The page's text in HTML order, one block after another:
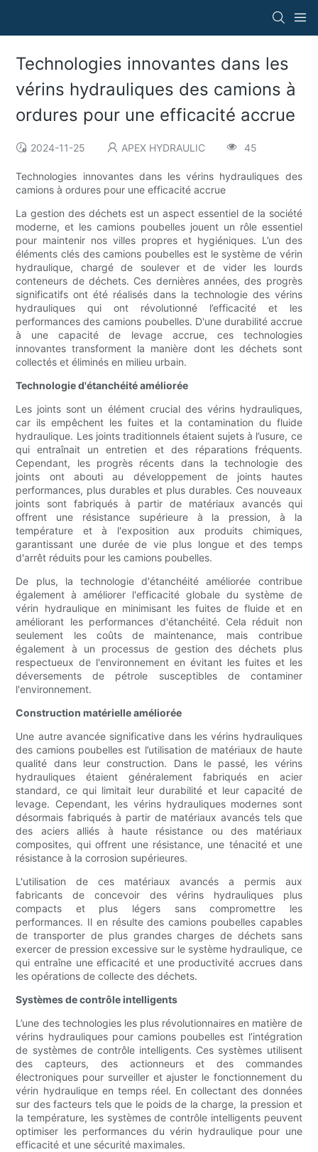
Technologies innovantes dans les
vérins hydrauliques des camions à
ordures pour une efficacité accrue
2024-11-25 APEX HYDRAULIC 45
Technologies innovantes dans les vérins hydrauliques des
camions à ordures pour une efficacité accrue
La gestion des déchets est un aspect essentiel de la société
moderne, et les camions poubelles jouent un rôle essentiel
pour maintenir nos villes propres et hygiéniques. L’un des
éléments clés des camions poubelles est le système de vérin
hydraulique, chargé de soulever et de vider les lourds
conteneurs de déchets. Ces dernières années, des progrès
significatifs ont été réalisés dans la technologie des vérins
hydrauliques qui ont révolutionné l’efficacité et les
performances des camions poubelles. D'une durabilité accrue
à une capacité de levage accrue, ces technologies
innovantes transforment la manière dont les déchets sont
collectés et éliminés en milieu urbain.
Technologie d'étanchéité améliorée
Les joints sont un élément crucial des vérins hydrauliques,
car ils empêchent les fuites et la contamination du fluide
hydraulique. Les joints traditionnels étaient sujets à l’usure, ce
qui entraînait un entretien et des réparations fréquents.
Cependant, les progrès récents dans la technologie des
joints ont abouti au développement de joints hautes
performances, plus durables et plus durables. Ces nouveaux
joints sont fabriqués à partir de matériaux avancés qui
offrent une résistance supérieure à la pression, à la
température et à l'exposition aux produits chimiques,
garantissant une durée de vie plus longue et des temps
d'arrêt réduits pour les camions poubelles.
De plus, la technologie d'étanchéité améliorée contribue
également à améliorer l'efficacité globale du système de
vérin hydraulique en minimisant les fuites de fluide et en
améliorant les performances d'étanchéité. Cela réduit non
seulement les coûts de maintenance, mais contribue
également à un processus de gestion des déchets plus
respectueux de l'environnement en évitant les fuites et les
déversements de pétrole susceptibles de contaminer
l'environnement.
Construction matérielle améliorée
Une autre avancée significative dans les vérins hydrauliques
des camions poubelles est l’utilisation de matériaux de haute
qualité dans leur construction. Dans le passé, les vérins
hydrauliques étaient généralement fabriqués en acier
standard, ce qui limitait leur durabilité et leur capacité de
levage. Cependant, les vérins hydrauliques modernes sont
désormais fabriqués à partir de matériaux avancés tels que
des aciers alliés à haute résistance ou des matériaux
composites, qui offrent une résistance, une ténacité et une
résistance à la corrosion supérieures.
L'utilisation de ces matériaux avancés a permis aux
fabricants de concevoir des vérins hydrauliques plus
compacts et plus légers sans compromettre les
performances. Il en résulte des camions poubelles capables
de transporter de plus grandes charges de déchets sans
exercer de pression excessive sur le système hydraulique, ce
qui entraîne une efficacité et une productivité accrues dans
les opérations de collecte des déchets.
Systèmes de contrôle intelligents
L’une des technologies les plus révolutionnaires en matière de
vérins hydrauliques pour camions poubelles est l’intégration
de systèmes de contrôle intelligents. Ces systèmes utilisent
des capteurs, des actionneurs et des commandes
électroniques pour surveiller et ajuster le fonctionnement du
vérin hydraulique en temps réel. En collectant des données
sur des facteurs tels que le poids de la charge, la pression et
la température, les systèmes de contrôle intelligents peuvent
optimiser les performances du vérin hydraulique pour une
efficacité et une sécurité maximales.